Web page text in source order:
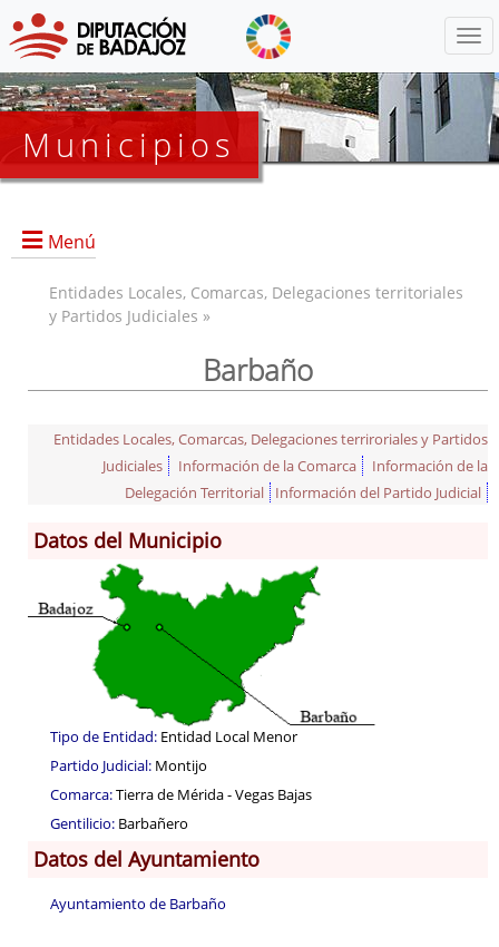
Municipios
Menú
Información General
Población
Corporación
Correo-e gratis
Códigos para FACe
Entidades Locales, Comarcas, Delegaciones territoriales
y Partidos Judiciales »
Barbaño
Entidades Locales, Comarcas, Delegaciones terriroriales y Partidos
Judiciales
Información de la Comarca
Información de la
Delegación Territorial
Información del Partido Judicial
Datos del Municipio
Tipo de Entidad: Entidad Local Menor
Partido Judicial: Montijo
Comarca:Tierra de Mérida - Vegas Bajas
Gentilicio: Barbañero
Datos del Ayuntamiento
Ayuntamiento de Barbaño